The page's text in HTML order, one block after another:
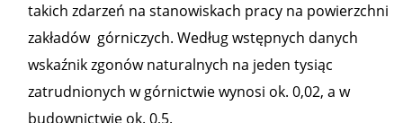
takich zdarzeń na stanowiskach pracy na powierzchni
zakładów górniczych. Według wstępnych danych
wskaźnik zgonów naturalnych na jeden tysiąc
zatrudnionych w górnictwie wynosi ok. 0,02, a w
budownictwie ok. 0,5.